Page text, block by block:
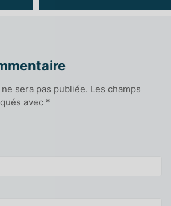
sera pas publiée. Les champs
avec *